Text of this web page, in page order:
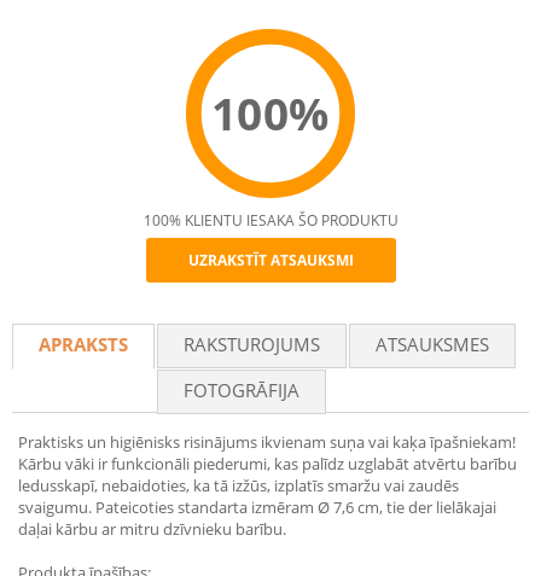
100%
Recommend
100% KLIENTU IESAKA ŠO PRODUKTU
UZRAKSTĪT ATSAUKSMI
APRAKSTS RAKSTUROJUMS
ATSAUKSMES
FOTOGRĀFIJA
Praktisks un higiēnisks risinājums ikvienam suņa vai kaķa īpašniekam!
Kārbu vāki ir funkcionāli piederumi, kas palīdz uzglabāt atvērtu barību
ledusskapī, nebaidoties, ka tā izžūs, izplatīs smaržu vai zaudēs
svaigumu. Pateicoties standarta izmēram Ø 7,6 cm, tie der lielākajai
daļai kārbu ar mitru dzīvnieku barību.